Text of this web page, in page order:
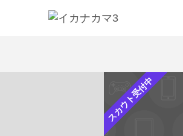
スカウト受付中